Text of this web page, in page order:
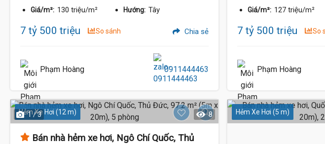
7.6 Tỷ
Giá/m²: 130 triệu/m² Hướng: Tây
7 tỷ 500 triệu So sánh Chia sẻ
Phạm Hoàng 0911444463
Giá/m²: 127 triệu/m²
7 tỷ 500 triệu So
Phạm Hoàng
Hẻm Xe Hơi (12 m)
1 / 3 8
Bán nhà hẻm xe hơi, Ngô Chí Quốc, Thủ
Hẻm Xe Hơi (5 m)